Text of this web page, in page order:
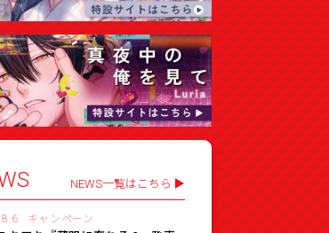
NEWS一覧はこちら
キャンペーン